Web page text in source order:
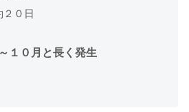
０日
１０月と長く発生